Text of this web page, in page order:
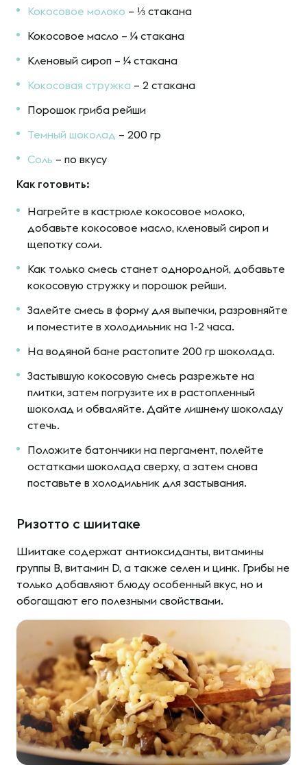
Кокосовое молоко – ⅓ стакана
Кокосовое масло – ¼ стакана
Кленовый сироп – ¼ стакана
Кокосовая стружка – 2 стакана
Порошок гриба рейши
Темный шоколад – 200 гр
Соль – по вкусу
Как готовить:
Нагрейте в кастрюле кокосовое молоко,
добавьте кокосовое масло, кленовый сироп и
щепотку соли.
Как только смесь станет однородной, добавьте
кокосовую стружку и порошок рейши.
Залейте смесь в форму для выпечки, разровняйте
и поместите в холодильник на 1-2 часа.
На водяной бане растопите 200 гр шоколада.
Застывшую кокосовую смесь разрежьте на
плитки, затем погрузите их в растопленный
шоколад и обваляйте. Дайте лишнему шоколаду
стечь.
Положите батончики на пергамент, полейте
остатками шоколада сверху, а затем снова
поставьте в холодильник для застывания.
Ризотто с шиитаке
Шиитаке содержат антиоксиданты, витамины
группы В, витамин D, а также селен и цинк. Грибы не
только добавляют блюду особенный вкус, но и
обогащают его полезными свойствами.